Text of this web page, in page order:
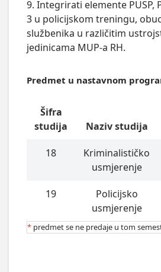
9. Integrirati elemente PUSP,
3 u policijskom treningu,
službenika u različitim
jedinicama MUP-a RH.
Predmet u nastavnom
Šifra
studija
Naziv studija
18
Kriminalističko
usmjerenje
19
Policijsko
usmjerenje
* predmet se ne predaje u tom